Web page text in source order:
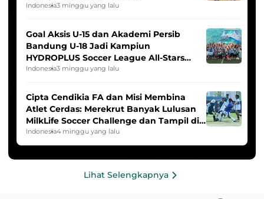
Indonesia3 minggu yang lalu
Goal Aksis U-15 dan Akademi Persib
Bandung U-18 Jadi Kampiun
HYDROPLUS Soccer League All-Stars
2025/2026
Indonesia3 minggu yang lalu
Cipta Cendikia FA dan Misi Membina
Atlet Cerdas: Merekrut Banyak Lulusan
MilkLife Soccer Challenge dan Tampil di
HYDROPLUS Soccer League
Indonesia4 minggu yang lalu
Lihat Selengkapnya